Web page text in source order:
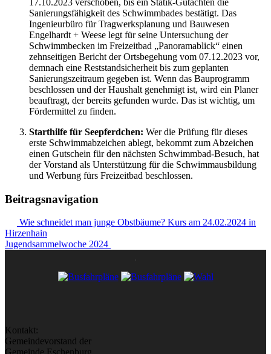
Sanierungsfähigkeit des Schwimmbades bestätigt. Das
Ingenieurbüro für Tragwerksplanung und Bauwesen
Engelhardt + Weese legt für seine Untersuchung der
Schwimmbecken im Freizeitbad „Panoramablick“ einen
zehnseitigen Bericht der Ortsbegehung vom 07.12.2023 vor,
demnach eine Reststandsicherheit bis zum geplanten
Sanierungszeitraum gegeben ist. Wenn das Bauprogramm
beschlossen und der Haushalt genehmigt ist, wird ein Planer
beauftragt, der bereits gefunden wurde. Das ist wichtig, um
Fördermittel zu finden.
Starthilfe für Seepferdchen: Wer die Prüfung für dieses
erste Schwimmabzeichen ablegt, bekommt zum Abzeichen
einen Gutschein für den nächsten Schwimmbad-Besuch, hat
der Vorstand als Unterstützung für die Schwimmausbildung
und Werbung fürs Freizeitbad beschlossen.
Beitragsnavigation
Wie schneidet man junge Obstbäume? Kurs am 24.02.2024 in
Hirzenhain
Jugendsammelwoche 2024
Kontakt:
Gemeindevorstand der